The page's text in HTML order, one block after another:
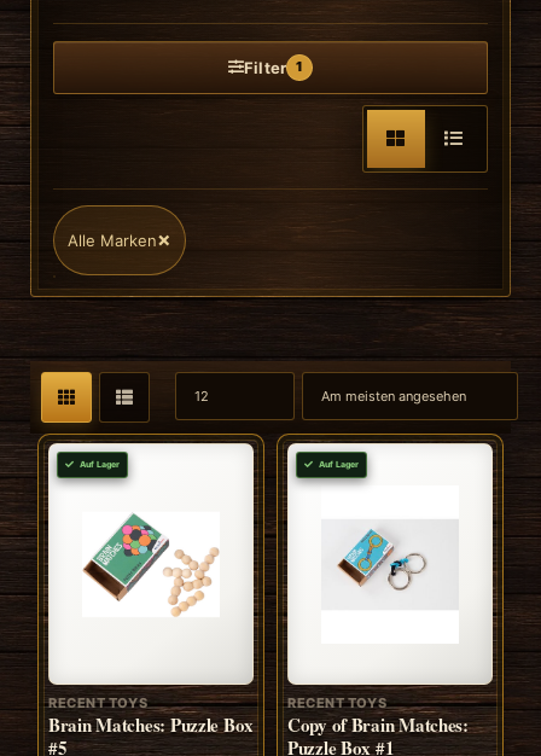
Filter 1
Alle Marken×
Auf Lager
RECENT TOYS
Brain Matches: Puzzle Box
#5
Auf Lager
RECENT TOYS
Copy of Brain Matches:
Puzzle Box #1